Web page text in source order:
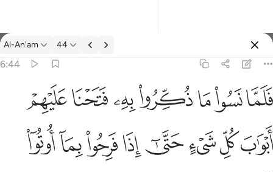
经注: Al-An'am 6:44
Al-An'am 44
6:44
كل شيء حتى اذا فرحوا بما اوتوا اخذناهم بغتة فاذا هم مبلسون ٤٤
حَتَّىٰٓ إِذَا فَرِحُوا۟ بِمَآ أُوتُوٓا۟ أَخَذْنَـٰهُم بَغْتَةًۭ فَإِذَا هُم مُّبْلِسُونَ ٤٤ﳇﳈﳉﳊﳋﳌﳍ
ﳎﳏﳐﳑﳒﳓﳔﳕ